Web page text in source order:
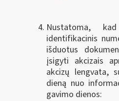
Nustatoma,
identifikacinis
išduotus
įsigyti akcizais
akcizų lengvata,
dieną nuo
gavimo dienos: